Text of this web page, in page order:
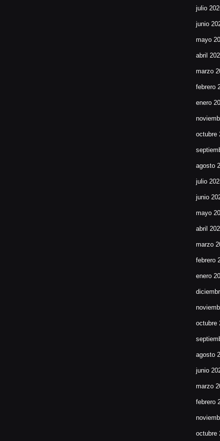
julio
junio
mayo
abril
marzo
febrero
enero
octubre
agosto
julio
junio
mayo
abril
marzo
febrero
enero
octubre
agosto
junio
marzo
febrero
octubre